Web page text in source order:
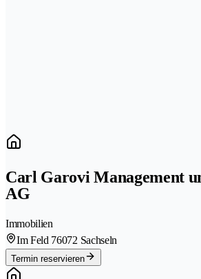
Carl Garovi Management
AG
Immobilien
Im Feld 76072 Sachseln
Termin reservieren